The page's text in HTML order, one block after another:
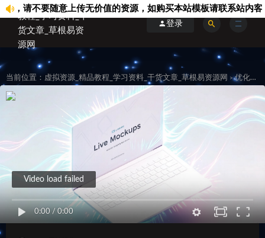
请不要随意上传无价值的资源，如购买本站模板请联系站内客服...
登录
当前位置： 虚拟资源_精品教程_学习资料_干货文章_草根易资源网 > 优化运维
0:00 / 0:00
Video load failed